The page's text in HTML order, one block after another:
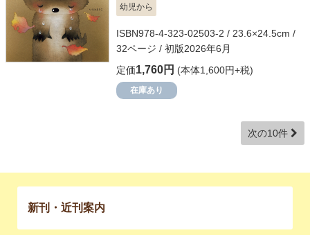
幼児から
ISBN978-4-323-02503-2 / 23.6×24.5cm /
32ページ / 初版2026年6月
定価1,760円 (本体1,600円+税)
在庫あり
次の10件
新刊・近刊案内